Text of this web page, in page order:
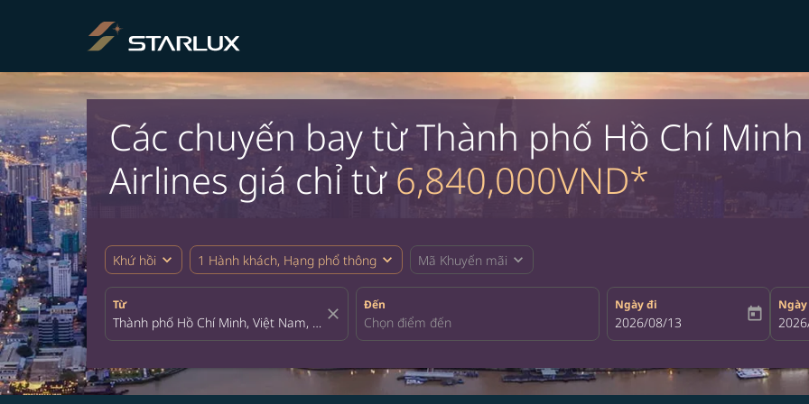
Các chuyến bay từ Thành phố Hồ Chí Minh
Airlines giá chỉ từ6,840,000VND*
Khứ hồi expand_more 1 Hành khách, Hạng phổ thông expand_more Mã Khuyến mãi expand_more
Từ
close
Đến Ngày đi
fc-booking-departure-date-aria-
2026/08/13 today fc-